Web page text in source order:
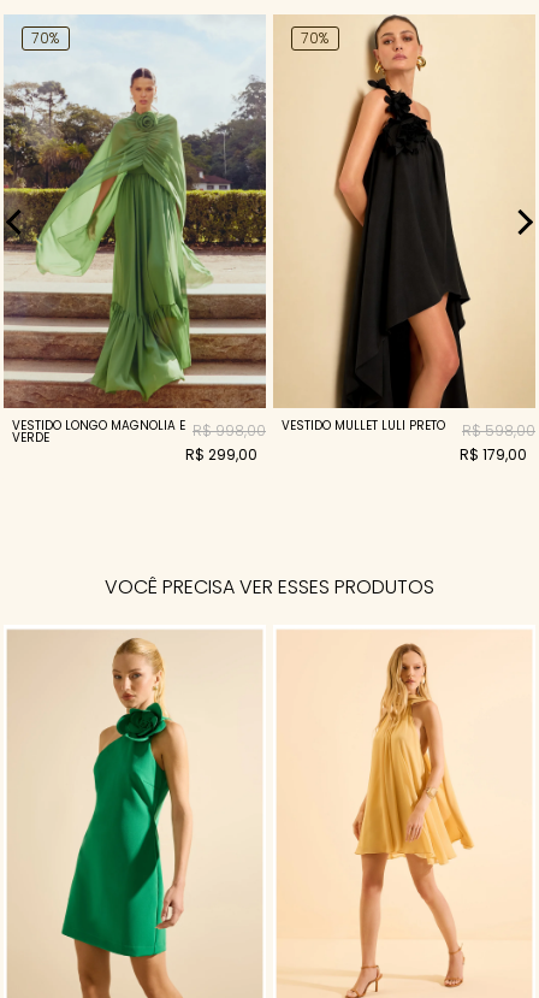
70%
VESTIDO LONGO MAGNOLIA E
VERDE
R$ 998,00
R$ 299,00
70%
VESTIDO MULLET LULI PRETO
R$ 598,00
R$ 179,00
VOCÊ PRECISA VER ESSES PRODUTOS